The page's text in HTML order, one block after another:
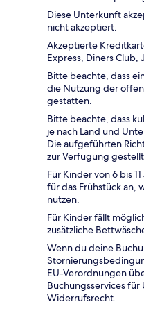
Diese Unterkunft
nicht akzeptiert.
Akzeptierte
Express, Diners Club,
Bitte beachte, dass
die Nutzung der
gestatten.
Bitte beachte, dass
je nach Land und
Die aufgeführten
zur Verfügung
Für Kinder von 6 bis
für das Frühstück an,
nutzen.
Für Kinder fällt
zusätzliche
Wenn du deine
EU-Verordnungen
Buchungsservices
Widerrufsrecht.